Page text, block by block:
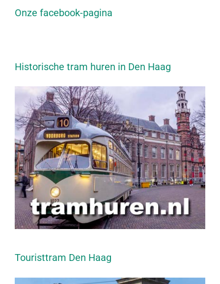
Onze facebook-pagina
Historische tram huren in Den Haag
Touristtram Den Haag